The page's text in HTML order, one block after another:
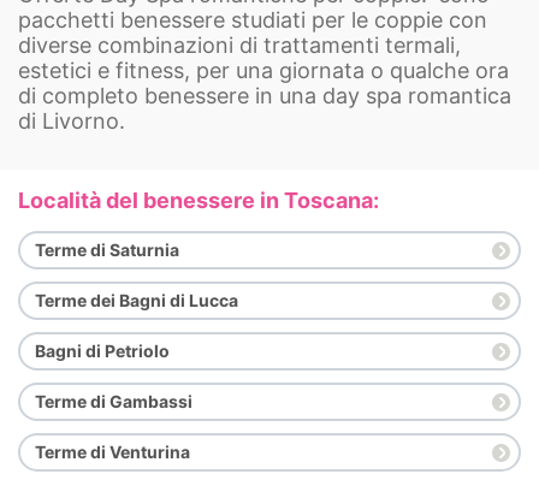
pacchetti benessere studiati per le coppie con
diverse combinazioni di trattamenti termali,
estetici e fitness, per una giornata o qualche ora
di completo benessere in una day spa romantica
di Livorno.
Località del benessere in Toscana:
Terme di Saturnia
Terme dei Bagni di Lucca
Bagni di Petriolo
Terme di Gambassi
Terme di Venturina